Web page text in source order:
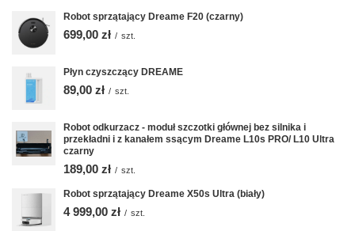
Robot sprzątający Dreame F20 (czarny)
699,00 zł / szt.
Płyn czyszczący DREAME
89,00 zł / szt.
Robot odkurzacz - moduł szczotki głównej bez silnika i
przekładni i z kanałem ssącym Dreame L10s PRO/ L10 Ultra
czarny
189,00 zł / szt.
Robot sprzątający Dreame X50s Ultra (biały)
4 999,00 zł / szt.